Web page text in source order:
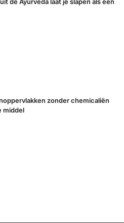
zonder chemicaliën
middel